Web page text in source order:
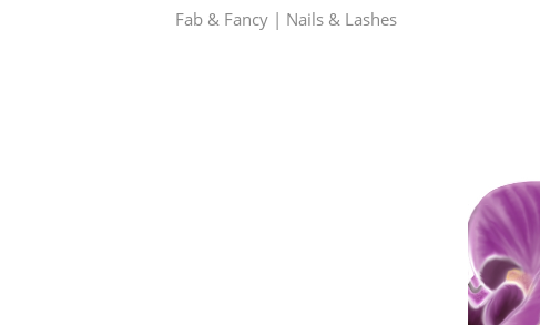
Fab & Fancy | Nails & Lashes